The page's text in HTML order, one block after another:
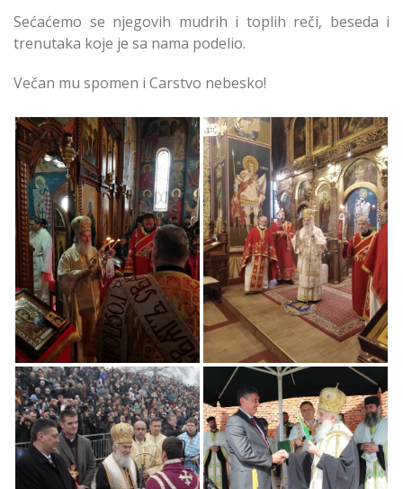
Sećaćemo se njegovih mudrih i toplih reči, beseda i
trenutaka koje je sa nama podelio.
Večan mu spomen i Carstvo nebesko!
Oproštaj od NJegove
Svetosti Patrijarha
Srpskog Gospodina
Irineja u Hramovima
na Čukarici
Oproštaj od NJegove
Svetosti Patrijarha
Srpskog Gospodina
Irineja u Hramovima
na Čukarici
Oproštaj od NJegove
Svetosti Patrijarha
Oproštaj od NJegove
Svetosti Patrijarha
Srpskog Gospodina
Irineja u Hramovima
na Čukarici